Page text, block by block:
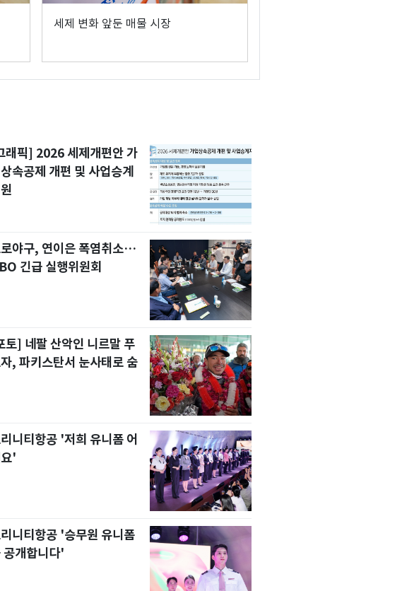
세제 변화 앞둔 매물 시장
래픽] 2026 세제개편안 가
속공제 개편 및 사업승계
야구, 연이은 폭염취소…
긴급 실행위원회
토] 네팔 산악인 니르말 푸
, 파키스탄서 눈사태로 숨
니티항공 '저희 유니폼 어
'
니티항공 '승무원 유니폼
공개합니다'